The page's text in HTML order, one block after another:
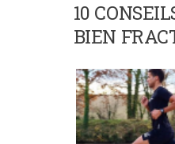
10
BIEN